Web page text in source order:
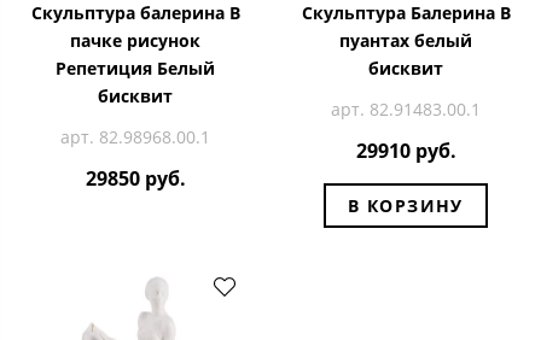
Скульптура балерина В
пачке рисунок
Репетиция Белый
бисквит
арт. 82.98968.00.1
29850 руб.
Скульптура Балерина В
пуантах белый
бисквит
арт. 82.91483.00.1
29910 руб.
В КОРЗИНУ